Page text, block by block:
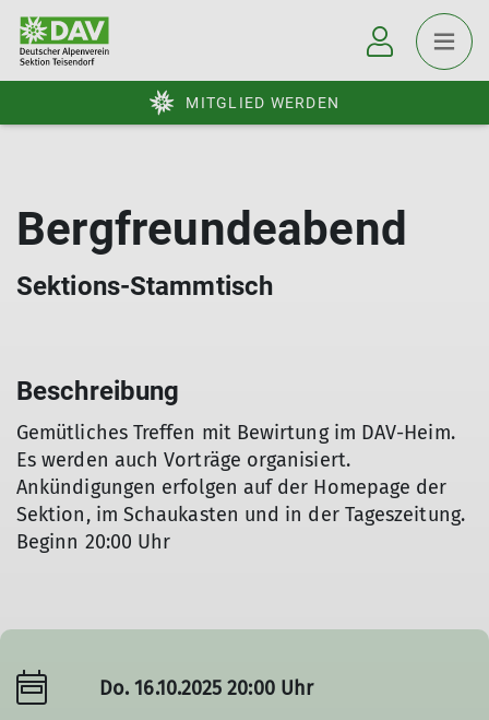
MITGLIED WERDEN
Bergfreundeabend
Sektions-Stammtisch
Beschreibung
Gemütliches Treffen mit Bewirtung im DAV-Heim.
Es werden auch Vorträge organisiert.
Ankündigungen erfolgen auf der Homepage der
Sektion, im Schaukasten und in der Tageszeitung.
Beginn 20:00 Uhr
Do. 16.10.2025 20:00 Uhr